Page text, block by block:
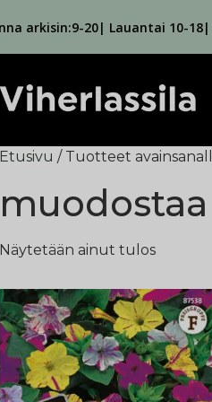
arkisin:9-20| Lauantai 10-
Etusivu / Tuotteet
Näytetään ainut tulos